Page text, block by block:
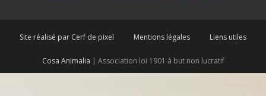
Site réalisé par Cerf de pixel Mentions légales Liens utiles
Cosa Animalia | Association loi 1901 à but non lucratif